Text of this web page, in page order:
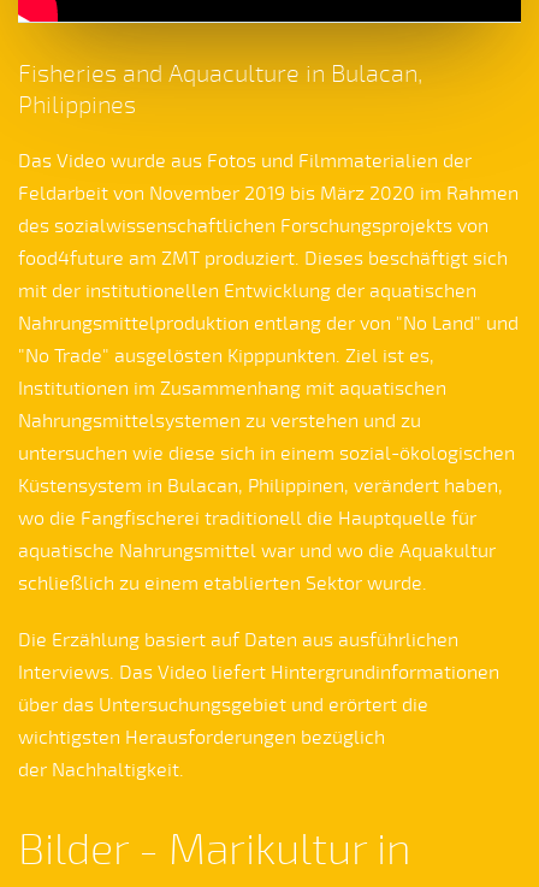
Fisheries and Aquaculture in Bulacan,
Philippines
Das Video wurde aus Fotos und Filmmaterialien der
Feldarbeit von November 2019 bis März 2020 im Rahmen
des sozialwissenschaftlichen Forschungsprojekts von
food4future am ZMT produziert. Dieses beschäftigt sich
mit der institutionellen Entwicklung der aquatischen
Nahrungsmittelproduktion entlang der von "No Land" und
"No Trade" ausgelösten Kipppunkten. Ziel ist es,
Institutionen im Zusammenhang mit aquatischen
Nahrungsmittelsystemen zu verstehen und zu
untersuchen wie diese sich in einem sozial-ökologischen
Küstensystem in Bulacan, Philippinen, verändert haben,
wo die Fangfischerei traditionell die Hauptquelle für
aquatische Nahrungsmittel war und wo die Aquakultur
schließlich zu einem etablierten Sektor wurde.
Die Erzählung basiert auf Daten aus ausführlichen
Interviews. Das Video liefert Hintergrundinformationen
über das Untersuchungsgebiet und erörtert die
wichtigsten Herausforderungen bezüglich
der Nachhaltigkeit.
Bilder - Marikultur in